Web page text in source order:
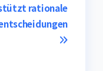
rationale